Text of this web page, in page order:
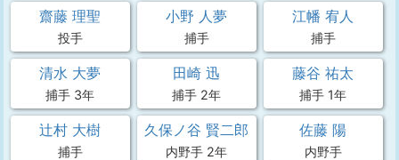
齋藤 理聖
投手
小野 人夢
捕手
江幡 宥人
捕手
清水 大夢
捕手 3年
田崎 迅
捕手 2年
藤谷 祐太
捕手 1年
辻村 大樹
捕手
久保ノ谷 賢二郎
内野手 2年
佐藤 陽
内野手